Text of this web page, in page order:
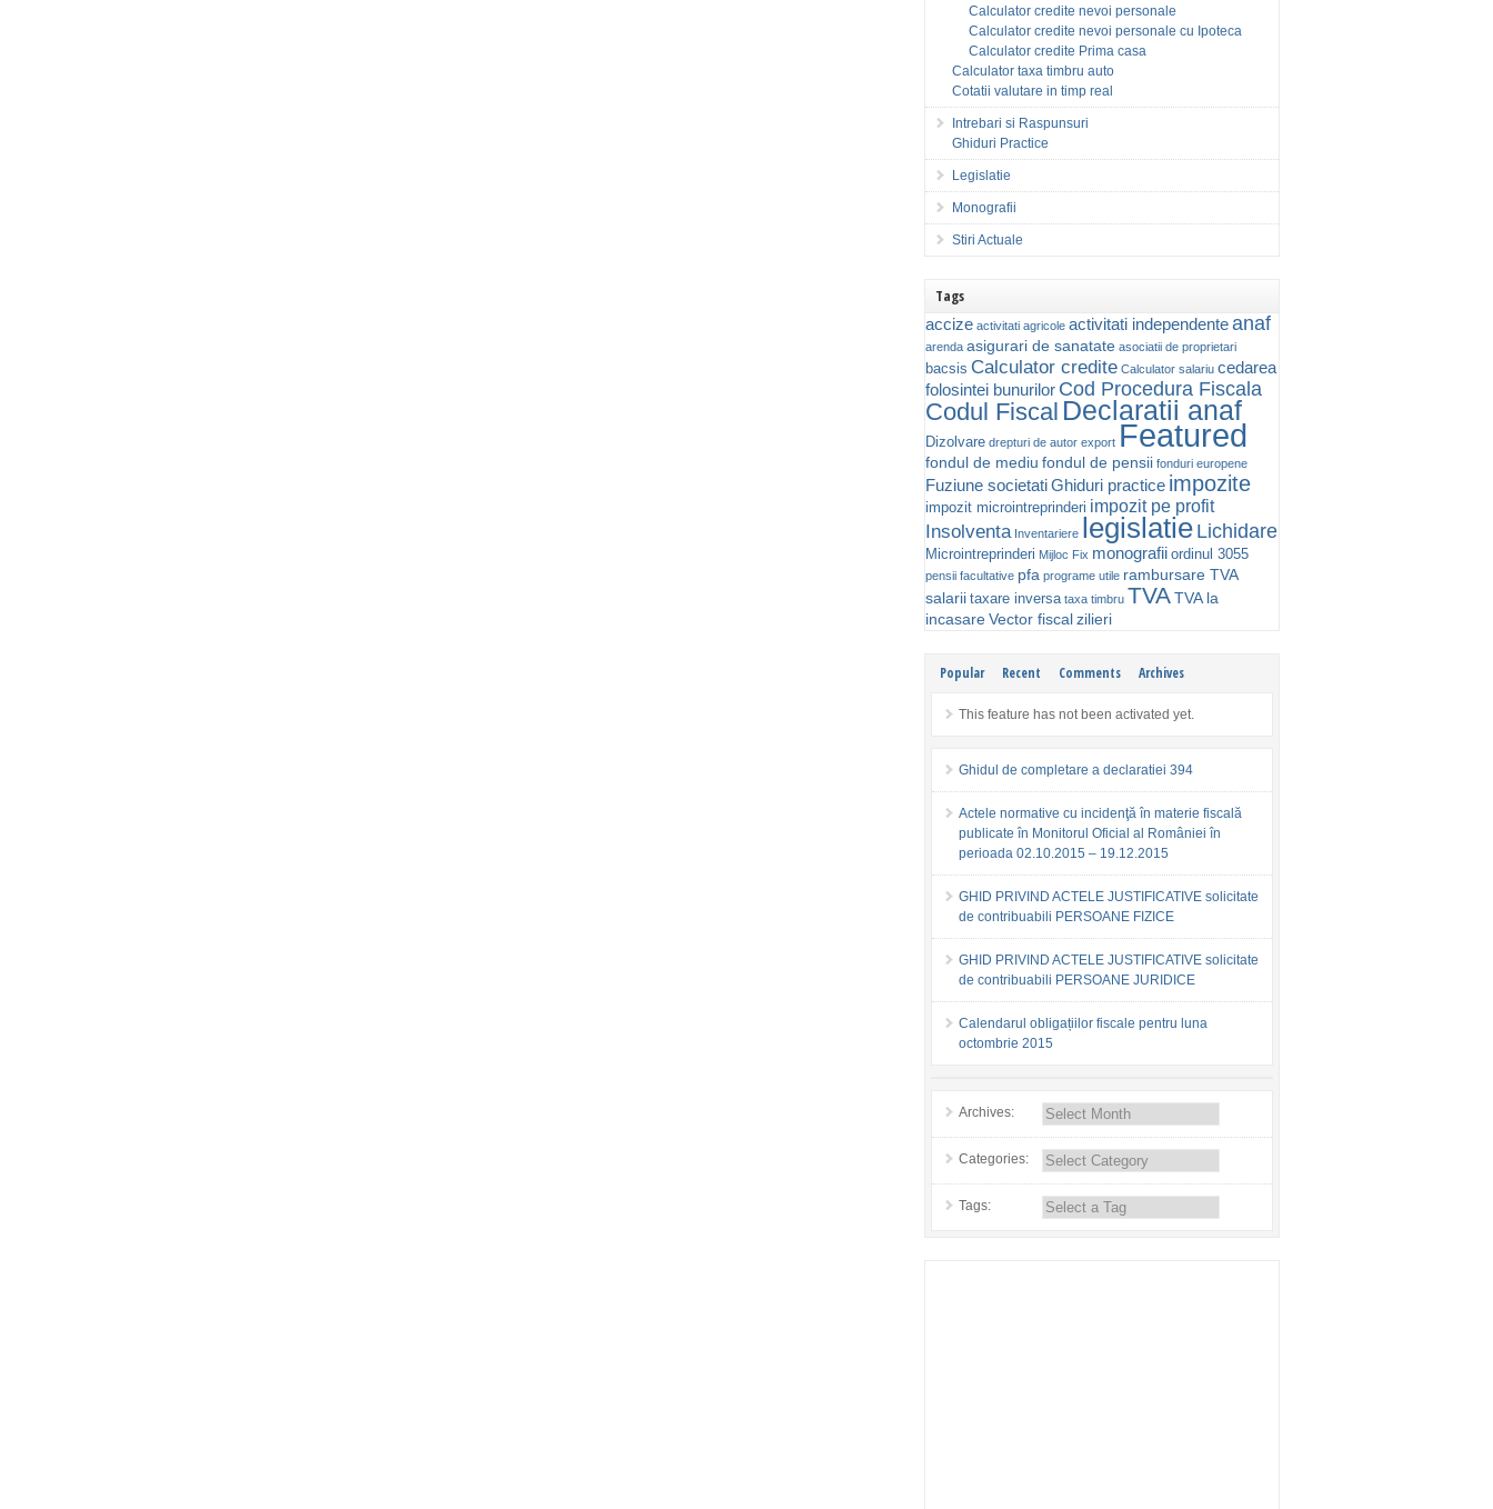
Calculator credite nevoi personale
Calculator credite nevoi personale cu Ipoteca
Calculator credite Prima casa
Calculator taxa timbru auto
Cotatii valutare in timp real
Intrebari si Raspunsuri
Ghiduri Practice
Legislatie
Monografii
Stiri Actuale
Tags
accize activitati agricole activitati independenteanaf
arenda asigurari de sanatate asociatii de proprietari
bacsis Calculator credite Calculator salariu cedarea
folosintei bunurilor Cod Procedura Fiscala
Codul Fiscal Declaratii anaf
Dizolvare drepturi de autor export Featured
fondul de mediu fondul de pensii fonduri europene
Fuziune societatiGhiduri practice impozite
impozit microintreprinderi impozit pe profit
Insolventa Inventariere legislatieLichidare
Microintreprinderi Mijloc Fix monografii ordinul 3055
pensii facultative pfa programe utile rambursare TVA
salarii taxare inversa taxa timbru TVATVA la
incasareVector fiscalzilieri
Popular Recent Comments Archives
This feature has not been activated yet.
Ghidul de completare a declaratiei 394
Actele normative cu incidenţă în materie fiscală
publicate în Monitorul Oficial al României în
perioada 02.10.2015 – 19.12.2015
GHID PRIVIND ACTELE JUSTIFICATIVE solicitate
de contribuabili PERSOANE FIZICE
GHID PRIVIND ACTELE JUSTIFICATIVE solicitate
de contribuabili PERSOANE JURIDICE
Calendarul obligațiilor fiscale pentru luna
octombrie 2015
Archives:
Categories:
Tags: